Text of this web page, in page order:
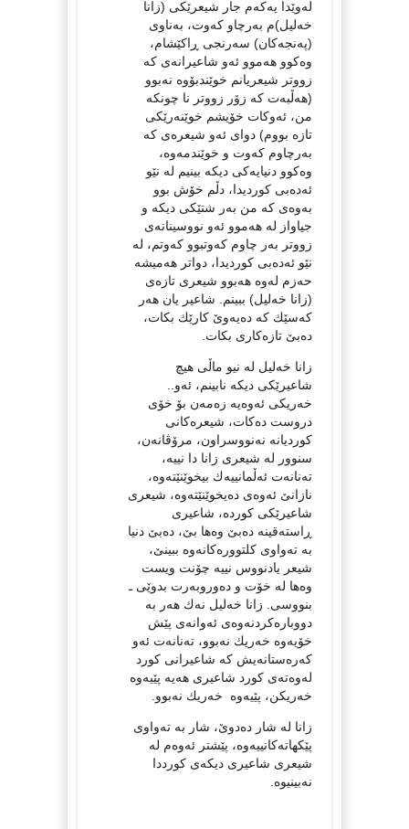
له‌وێدا یه‌كه‌م جار شیعرێكی (زانا
خه‌لیل)م به‌رچاو كه‌وت، به‌ناوی
(په‌نجه‌كان) سه‌رنجی ڕاكێشام،
وه‌كوو هه‌موو ئه‌و شاعیرانه‌ی كه‌
زووتر شیعریانم خوێندبۆوه‌ نه‌بوو
(هه‌ڵبه‌ت كه‌ زۆر زووتر نا چونكه‌
من، ئه‌وكات خۆیشم خوێنه‌رێكی
تازه‌ بووم) دوای ئه‌و شیعره‌ی كه‌
به‌رچاوم كه‌وت و خوێندمه‌وه‌،
وه‌كوو دنیایه‌كی دیكه‌ بینیم له‌ نێو
ئه‌ده‌بی كوردیدا، دڵم خۆش بوو
به‌وه‌ی كه‌ من به‌ر شتێكی دیكه‌ و
جیاواز له‌ هه‌موو ئه‌و نووسینانه‌ی
زووتر‌ به‌ر چاوم كه‌وتبوو كه‌وتم، له‌
نێو ئه‌ده‌بی كوردیدا، دواتر هه‌میشه‌
حه‌زم له‌وه‌ هه‌بوو شیعری تازه‌ی
(زانا خه‌لیل) ببینم. شاعیر یان هه‌ر
كه‌سێك كه‌ ده‌یه‌وێ كارێك بكات،
ده‌بێ تازه‌كاری بكات.
زانا خه‌لیل له‌ نیو ماڵی هیچ
شاعیرێكی دیكه‌ نابینم، ئه‌و..
خه‌ریكی ئه‌وه‌یه‌ زه‌مه‌ن بۆ خۆی
دروست ده‌كات، شیعره‌كانی
كوردیانه‌ نه‌نووسراون، مرۆڤانه‌ن،
سنوور له‌ شیعری زانا دا نییه‌،
ته‌نانه‌ت ئه‌ڵمانییه‌ك بیخوێنێته‌وه‌،
نازانێ ئه‌وه‌ی ده‌یخوێنێته‌وه‌، شیعری
شاعیرێكی كورده‌، شاعیری
ڕاسته‌قینه‌ ده‌بێ وه‌ها بێ، ده‌بێ دنیا
به‌ ته‌واوی كلتووره‌كانه‌وه‌ ببینێ،
شیعر یادنووس نییه‌ چۆنت ویست
وه‌ها له‌ خۆت و ده‌وروبه‌رت بدوێی ـ
بنووسی. زانا خه‌لیل نه‌ك هه‌ر به‌
دووباره‌كردنه‌وه‌ی ئه‌وانه‌ی پێش
خۆیه‌وه‌ خه‌ریك نه‌بوو، ته‌نانه‌ت ئه‌و
كه‌ره‌ستانه‌یش كه‌ شاعیرانی كورد
له‌وه‌ته‌ی كورد شاعیری هه‌یه‌ پێیه‌وه‌
خه‌ریكن، پێیه‌وه‌ خه‌ریك نه‌بوو.
زانا له‌ شار ده‌دوێ، شار به‌ ته‌واوی
پێكهاته‌كانییه‌وه‌، پێشتر ئه‌وه‌م له‌
شیعری شاعیری دیكه‌ی كورددا
نه‌بینیوه‌.